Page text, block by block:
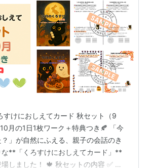
すけにおしえてカード 秋セット（9
月の1日1枚ワーク＋特典つき🍂 「今
」が自然にふえる、親子の会話のき
な**「くろすけにおしえてカード」**
しました！ 🍁 秋セットの内容 ✅ 【9